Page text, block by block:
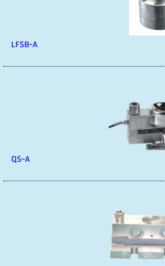
LFSB-A
QS-A